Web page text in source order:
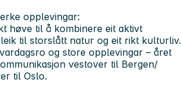
opplevingar:
høve til å kombinere eit aktivt
til storslått natur og eit rikt kulturliv.
og store opplevingar – året
vestover til Bergen/
til Oslo.